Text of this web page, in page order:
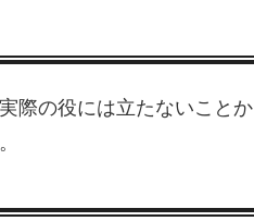
際の役には立たないことか